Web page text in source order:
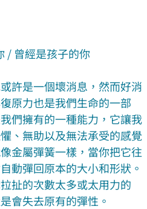
/ 曾經是孩子的你
許是一個壞消息，然而好消
原力也是我們生命的一部
們擁有的一種能力，它讓我
、無助以及無法承受的感覺
金屬彈簧一樣，當你把它往
動彈回原本的大小和形狀。
扯的次數太多或太用力的
會失去原有的彈性。